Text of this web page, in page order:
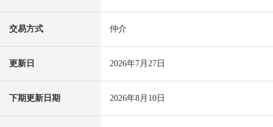
交易方式 仲介
更新日 2026年7月27日
下期更新日期 2026年8月10日